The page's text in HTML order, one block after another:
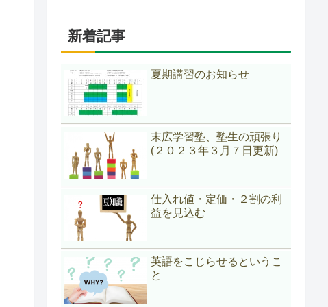
新着記事
夏期講習のお知らせ
末広学習塾、塾生の頑張り
(２０２３年３月７日更新)
仕入れ値・定価・２割の利
益を見込む
英語をこじらせるというこ
と